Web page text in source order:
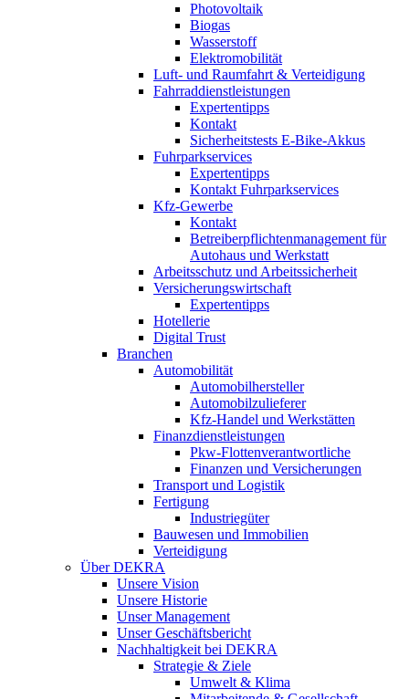
Photovoltaik
Biogas
Wasserstoff
Elektromobilität
Luft- und Raumfahrt & Verteidigung
Fahrraddienstleistungen
Expertentipps
Kontakt
Sicherheitstests E-Bike-Akkus
Fuhrparkservices
Expertentipps
Kontakt Fuhrparkservices
Kfz-Gewerbe
Kontakt
Betreiberpflichtenmanagement für
Autohaus und Werkstatt
Arbeitsschutz und Arbeitssicherheit
Versicherungswirtschaft
Expertentipps
Hotellerie
Digital Trust
Branchen
Automobilität
Automobilhersteller
Automobilzulieferer
Kfz-Handel und Werkstätten
Finanzdienstleistungen
Pkw‑Flottenverantwortliche
Finanzen und Versicherungen
Transport und Logistik
Fertigung
Industriegüter
Bauwesen und Immobilien
Verteidigung
Über DEKRA
Unsere Vision
Unsere Historie
Unser Management
Unser Geschäftsbericht
Nachhaltigkeit bei DEKRA
Strategie & Ziele
Umwelt & Klima